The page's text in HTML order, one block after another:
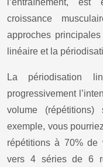
l’entraînement,
croissance
approches
linéaire et la
La périodisation
progressivement
volume
exemple, vous
répétitions à 70% de
vers 4 séries de 6